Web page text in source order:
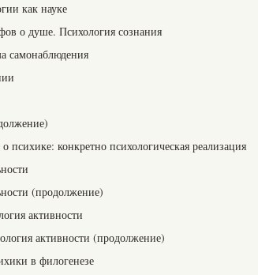
как науке
о душе. Психология сознания
самонаблюдения
психике: конкретно психологическая реализация
(продолжение)
активности
активности (продолжение)
в филогенезе